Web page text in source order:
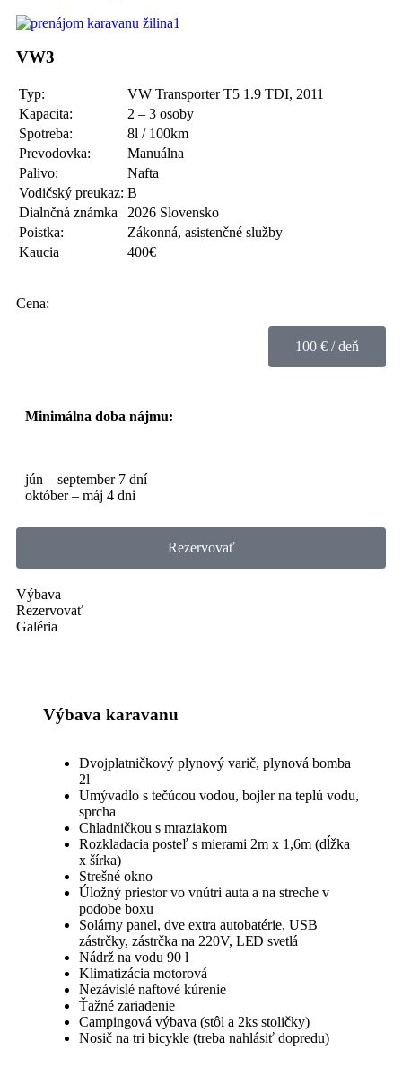
VW3
Typ:
VW Transporter T5 1.9 TDI, 2011
Kapacita:
2 – 3 osoby
Spotreba:
8l / 100km
Prevodovka:
Manuálna
Palivo:
Nafta
Vodičský preukaz: B
Dialnčná známka
2026 Slovensko
Poistka:
Zákonná, asistenčné služby
Kaucia
400€
Cena:
100 € / deň
Minimálna doba nájmu:
jún – september 7 dní
október – máj 4 dni
Rezervovať
Výbava
Rezervovať
Galéria
Výbava karavanu
Dvojplatničkový plynový varič, plynová bomba
2l
Umývadlo s tečúcou vodou, bojler na teplú vodu,
sprcha
Chladničkou s mraziakom
Rozkladacia posteľ s mierami 2m x 1,6m (dĺžka
x šírka)
Strešné okno
Úložný priestor vo vnútri auta a na streche v
podobe boxu
Solárny panel, dve extra autobatérie, USB
zástrčky, zástrčka na 220V, LED svetlá
Nádrž na vodu 90 l
Klimatizácia motorová
Nezávislé naftové kúrenie
Ťažné zariadenie
Campingová výbava (stôl a 2ks stoličky)
Nosič na tri bicykle (treba nahlásiť dopredu)